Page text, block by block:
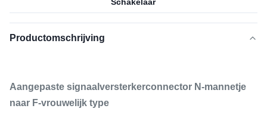
Productomschrijving
Aangepaste signaalversterkerconnector N-mannetje
naar F-vrouwelijk type